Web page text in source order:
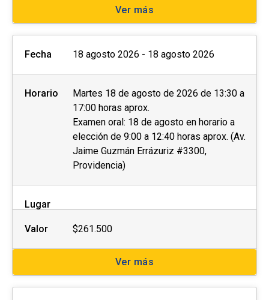
Ver más
Fecha 18 agosto 2026 - 18 agosto 2026
Horario
Martes 18 de agosto de 2026 de 13:30 a
17:00 horas aprox.
Examen oral: 18 de agosto en horario a
elección de 9:00 a 12:40 horas aprox. (Av.
Jaime Guzmán Errázuriz #3300,
Providencia)
Lugar
Valor $261.500
Ver más